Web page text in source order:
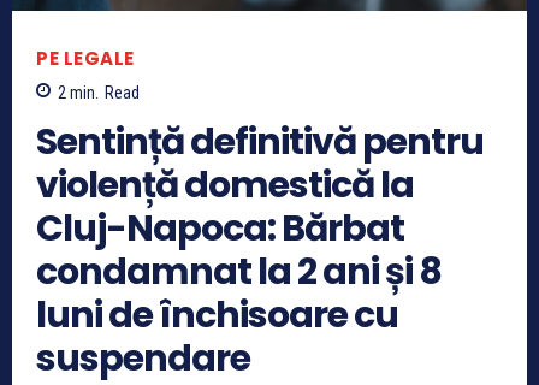
PE LEGALE
2 min. Read
Sentință definitivă pentru
violență domestică la
Cluj-Napoca: Bărbat
condamnat la 2 ani și 8
luni de închisoare cu
suspendare